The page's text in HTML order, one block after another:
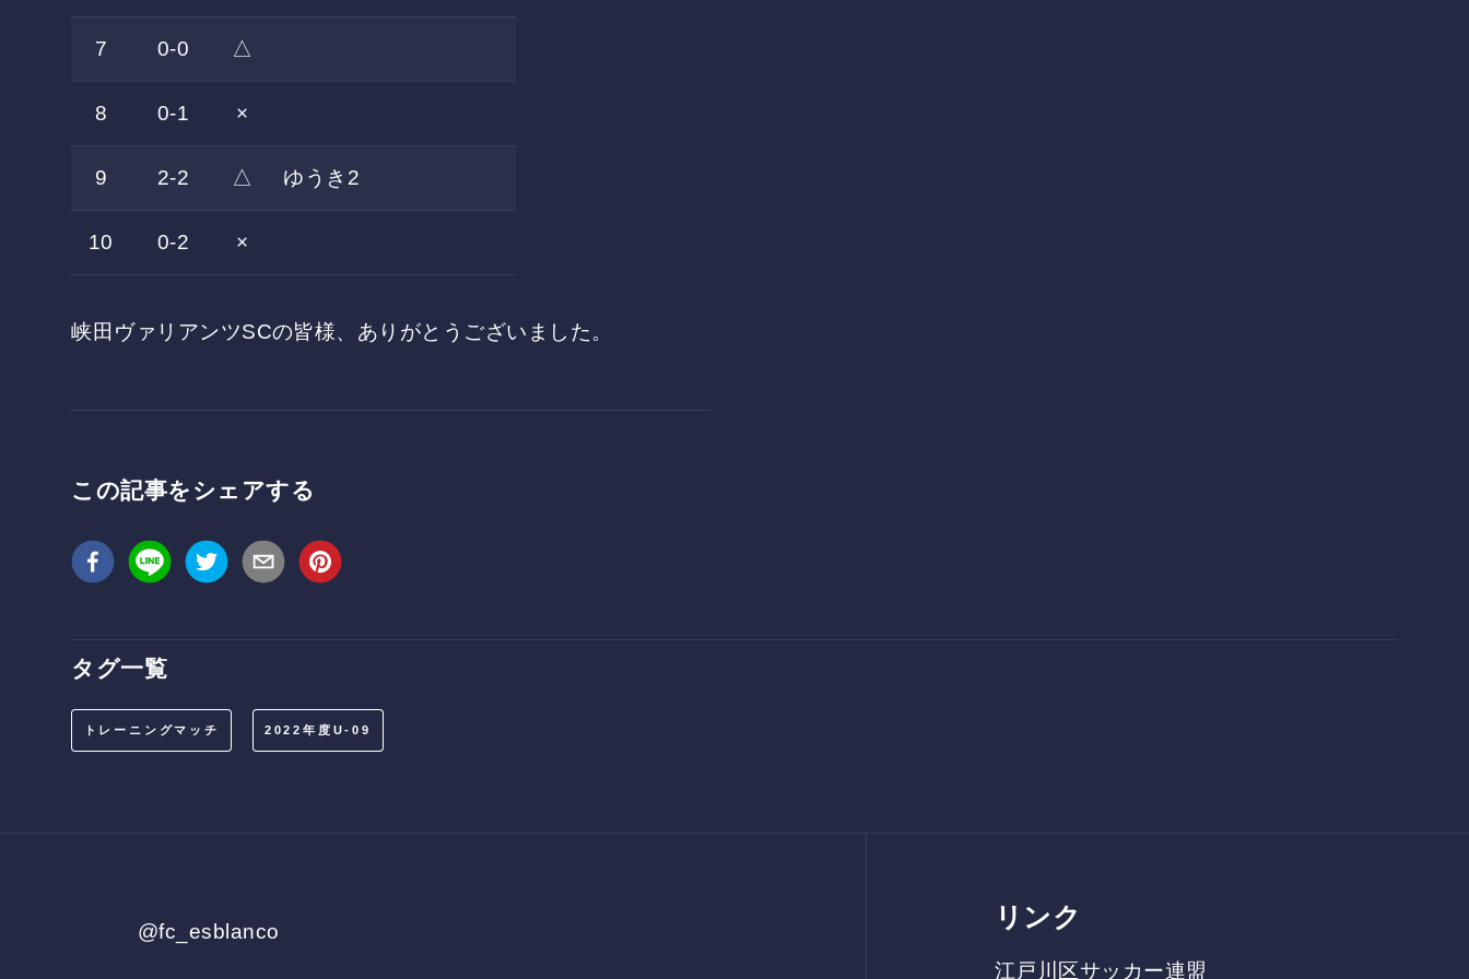
7 0-0 △
8 0-1 ×
9 2-2 △ ゆうき2
10 0-2 ×
峡田ヴァリアンツSCの皆様、ありがとうございました。
この記事をシェアする
タグ一覧
トレーニングマッチ 2022年度U-09
@fc_esblanco リンク
江戸川区サッカー連盟